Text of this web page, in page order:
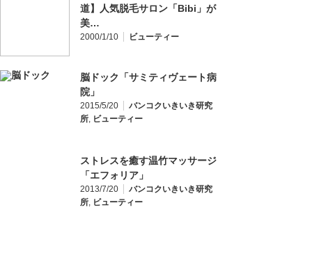
道】人気脱毛サロン「Bibi」が
美…
2000/1/10 ビューティー
脳ドック「サミティヴェート病
院」
2015/5/20
バンコクいきいき研究
所, ビューティー
ストレスを癒す温竹マッサージ
「エフォリア」
2013/7/20
バンコクいきいき研究
所, ビューティー